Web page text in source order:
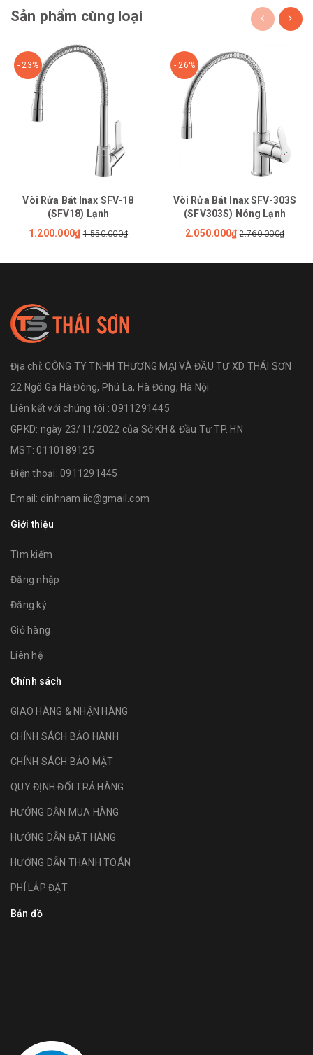
Sản phẩm cùng loại
- 23%
Vòi Rửa Bát Inax SFV-18
(SFV18) Lạnh
1.200.000₫ 1.550.000₫
- 26%
Vòi Rửa Bát Inax SFV-303S
(SFV303S) Nóng Lạnh
2.050.000₫ 2.760.000₫
Địa chỉ:CÔNG TY TNHH THƯƠNG MẠI VÀ ĐẦU TƯ XD THÁI SƠN
22 Ngõ Ga Hà Đông, Phú La, Hà Đông, Hà Nội
Liên kết với chúng tôi : 0911291445
GPKD: ngày 23/11/2022 của Sở KH & Đầu Tư TP. HN
MST: 0110189125
Điện thoại: 0911291445
Email: dinhnam.iic@gmail.com
Giới thiệu
Tìm kiếm
Đăng nhập
Đăng ký
Giỏ hàng
Liên hệ
Chính sách
GIAO HÀNG & NHẬN HÀNG
CHÍNH SÁCH BẢO HÀNH
CHÍNH SÁCH BẢO MẬT
QUY ĐỊNH ĐỔI TRẢ HÀNG
HƯỚNG DẪN MUA HÀNG
HƯỚNG DẪN ĐẶT HÀNG
HƯỚNG DẪN THANH TOÁN
PHÍ LẮP ĐẶT
Bản đồ